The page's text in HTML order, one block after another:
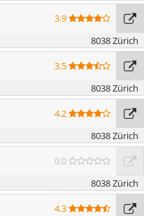
3.9
8038 Zürich
3.5
8038 Zürich
4.2
8038 Zürich
0.0
8038 Zürich
4.3